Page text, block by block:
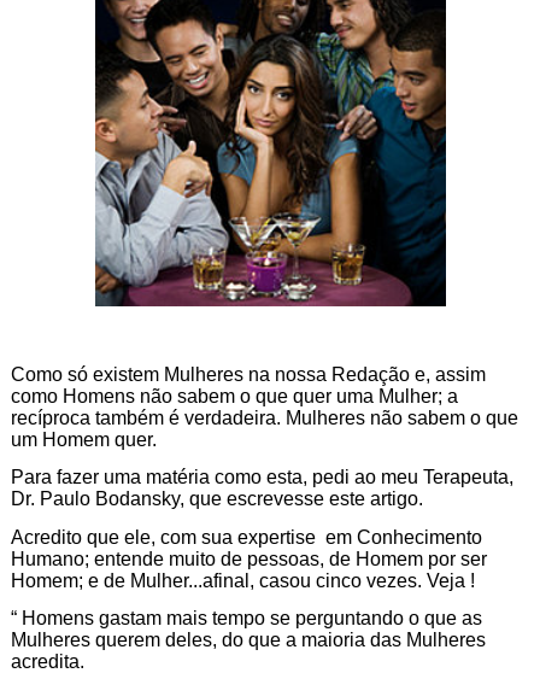
Como só existem Mulheres na nossa Redação e, assim
como Homens não sabem o que quer uma Mulher; a
recíproca também é verdadeira. Mulheres não sabem o que
um Homem quer.
Para fazer uma matéria como esta, pedi ao meu Terapeuta,
Dr. Paulo Bodansky, que escrevesse este artigo.
Acredito que ele, com sua expertise em Conhecimento
Humano; entende muito de pessoas, de Homem por ser
Homem; e de Mulher...afinal, casou cinco vezes. Veja !
“ Homens gastam mais tempo se perguntando o que as
Mulheres querem deles, do que a maioria das Mulheres
acredita.